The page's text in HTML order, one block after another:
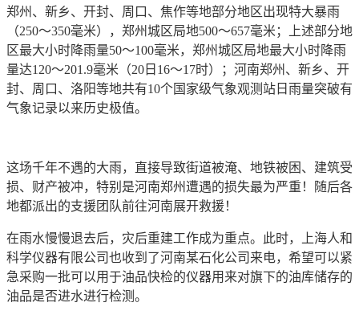
郑州、新乡、开封、周口、焦作等地部分地区出现特大暴雨
（250～350毫米），郑州城区局地500～657毫米；上述部分地
区最大小时降雨量50～100毫米，郑州城区局地最大小时降雨
量达120～201.9毫米（20日16～17时）；河南郑州、新乡、开
封、周口、洛阳等地共有10个国家级气象观测站日雨量突破有
气象记录以来历史极值。
这场千年不遇的大雨，直接导致街道被淹、地铁被困、建筑受
损、财产被冲，特别是河南郑州遭遇的损失最为严重！随后各
地都派出的支援团队前往河南展开救援！
在雨水慢慢退去后，灾后重建工作成为重点。此时，上海人和
科学仪器有限公司也收到了河南某石化公司来电，希望可以紧
急采购一批可以用于油品快检的仪器用来对旗下的油库储存的
油品是否进水进行检测。